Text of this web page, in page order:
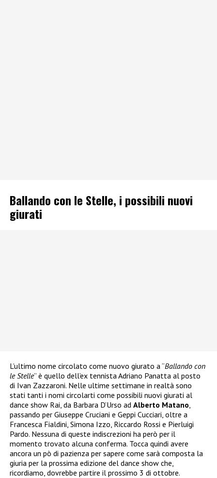
Ballando con le Stelle, i possibili nuovi
giurati
L’ultimo nome circolato come nuovo giurato a “Ballando con
le Stelle” è quello dell’ex tennista Adriano Panatta al posto
di Ivan Zazzaroni. Nelle ultime settimane in realtà sono
stati tanti i nomi circolarti come possibili nuovi giurati al
dance show Rai, da Barbara D’Urso ad Alberto Matano
passando per Giuseppe Cruciani e Geppi Cucciari, oltre a
Francesca Fialdini, Simona Izzo, Riccardo Rossi e Pierluigi
Pardo. Nessuna di queste indiscrezioni ha però per il
momento trovato alcuna conferma. Tocca quindi avere
ancora un pò di pazienza per sapere come sarà composta la
giuria per la prossima edizione del dance show che,
ricordiamo, dovrebbe partire il prossimo 3 di ottobre.